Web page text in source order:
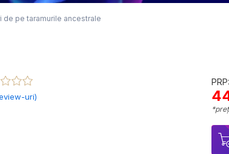
de pe taramurile ancestrale
uri)